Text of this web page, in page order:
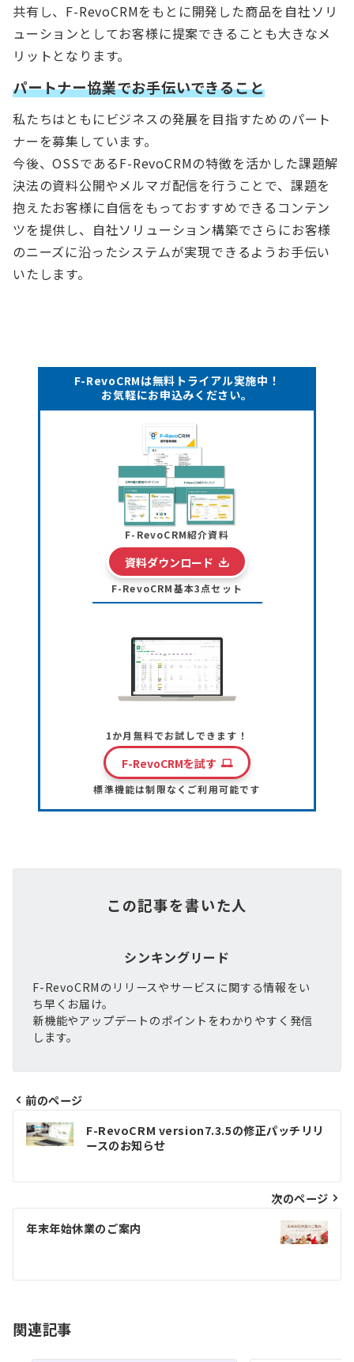
共有し、F-RevoCRMをもとに開発した商品を自社ソリ
ューションとしてお客様に提案できることも大きなメ
リットとなります。
パートナー協業でお手伝いできること
私たちはともにビジネスの発展を目指すためのパート
ナーを募集しています。
今後、OSSであるF-RevoCRMの特徴を活かした課題解
決法の資料公開やメルマガ配信を行うことで、課題を
抱えたお客様に自信をもっておすすめできるコンテン
ツを提供し、自社ソリューション構築でさらにお客様
のニーズに沿ったシステムが実現できるようお手伝い
いたします。
F-RevoCRMは無料トライアル実施中！
お気軽にお申込みください。
F-RevoCRM紹介資料
資料ダウンロード
F-RevoCRM基本3点セット
1か月無料でお試しできます！
F-RevoCRMを試す
標準機能は制限なくご利用可能です
この記事を書いた人
シンキングリード
F-RevoCRMのリリースやサービスに関する情報をい
ち早くお届け。
新機能やアップデートのポイントをわかりやすく発信
します。
投
稿
ゲ
ン
前のページ
F-RevoCRM version7.3.5の修正パッチリリ
ースのお知らせ
次のページ
年末年始休業のご案内
関連記事